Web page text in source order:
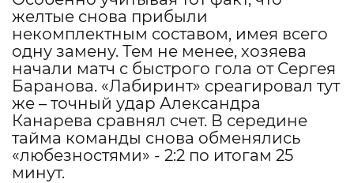
желтые снова прибыли
некомплектным составом, имея всего
одну замену. Тем не менее, хозяева
начали матч с быстрого гола от Сергея
Баранова. «Лабиринт» среагировал тут
же – точный удар Александра
Канарева сравнял счет. В середине
тайма команды снова обменялись
«любезностями» - 2:2 по итогам 25
минут.